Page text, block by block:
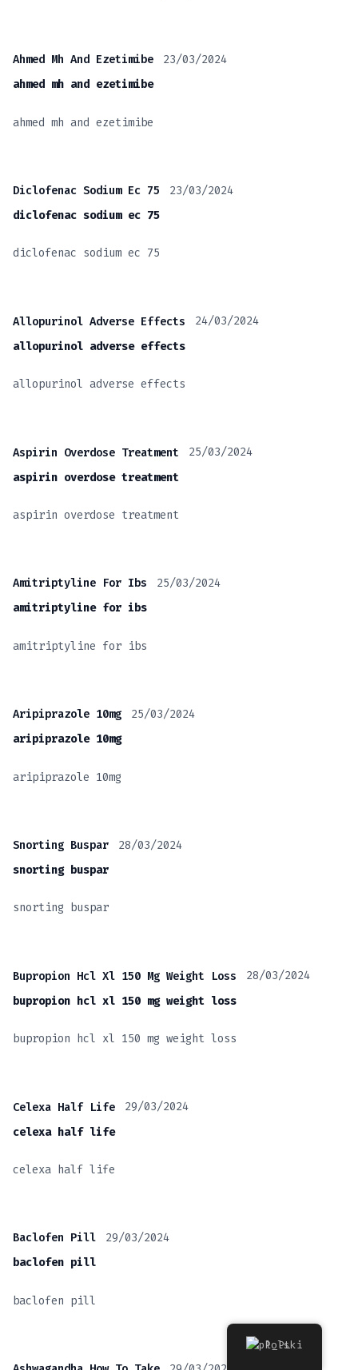
Ahmed Mh And Ezetimibe
23/03/2024
ahmed mh and ezetimibe
ahmed mh and ezetimibe
Diclofenac Sodium Ec 75
23/03/2024
diclofenac sodium ec 75
diclofenac sodium ec 75
Allopurinol Adverse Effects
24/03/2024
allopurinol adverse effects
allopurinol adverse effects
Aspirin Overdose Treatment
25/03/2024
aspirin overdose treatment
aspirin overdose treatment
Amitriptyline For Ibs
25/03/2024
amitriptyline for ibs
amitriptyline for ibs
Aripiprazole 10mg
25/03/2024
aripiprazole 10mg
aripiprazole 10mg
Snorting Buspar
28/03/2024
snorting buspar
snorting buspar
Bupropion Hcl Xl 150 Mg Weight Loss
28/03/2024
bupropion hcl xl 150 mg weight loss
bupropion hcl xl 150 mg weight loss
Celexa Half Life
29/03/2024
celexa half life
celexa half life
Baclofen Pill
29/03/2024
baclofen pill
baclofen pill
Polski